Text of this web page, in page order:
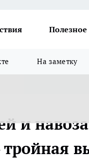
Полезное
На заметку
и